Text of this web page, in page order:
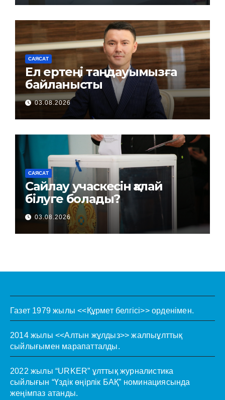
САЯСАТ
Ел ертеңі таңдауымызға
байланысты
03.08.2026
САЯСАТ
Сайлау учаскесін қалай
білуге болады?
03.08.2026
Газет 1979 жылы <<Құрмет белгісі>> орденімен.
2014 жылы <<Алтын жұлдыз>> жалпыұлттық
сыйлығымен марапатталды.
2022 жылы “URKER” ұлттық журналистика
сыйлығын “Үздік өңірлік БАҚ” номинациясында
жеңімпаз атанды.